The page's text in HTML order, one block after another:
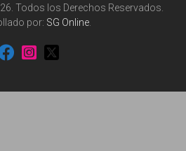
Todos los Derechos Reservados.
por: SG Online.